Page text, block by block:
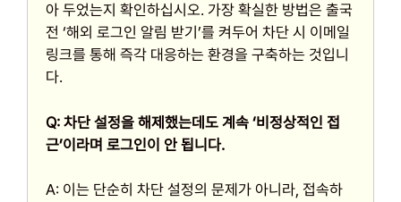
아 두었는지 확인하십시오. 가장 확실한 방법은 출국
전 ‘해외 로그인 알림 받기’를 켜두어 차단 시 이메일
링크를 통해 즉각 대응하는 환경을 구축하는 것입니
다.
Q: 차단 설정을 해제했는데도 계속 ‘비정상적인 접
근’이라며 로그인이 안 됩니다.
A: 이는 단순히 차단 설정의 문제가 아니라, 접속하